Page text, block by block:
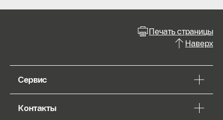
Печать страницы
Наверх
Сервис
Контакты